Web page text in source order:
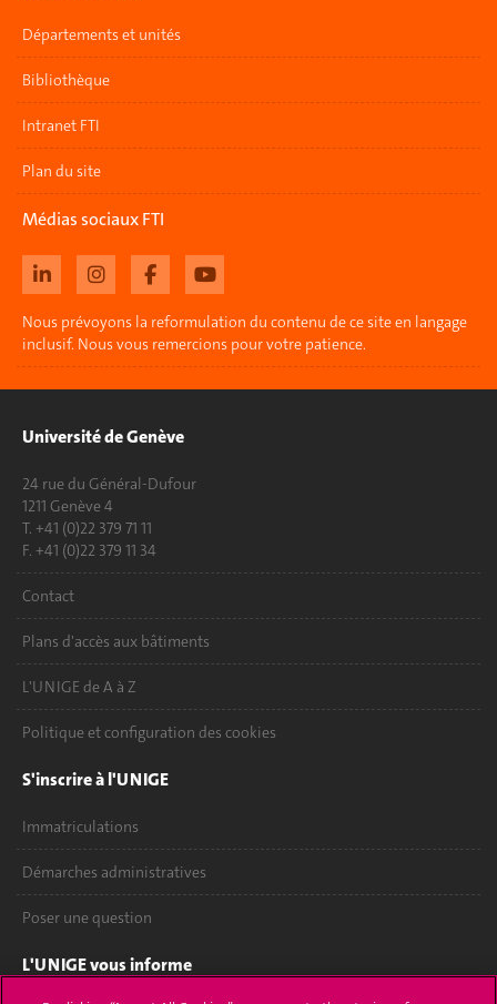
Départements et unités
Bibliothèque
Intranet FTI
Plan du site
Médias sociaux FTI
Nous prévoyons la reformulation du contenu de ce site en langage
inclusif. Nous vous remercions pour votre patience.
Université de Genève
24 rue du Général-Dufour
1211 Genève 4
T. +41 (0)22 379 71 11
F. +41 (0)22 379 11 34
Contact
Plans d'accès aux bâtiments
L'UNIGE de A à Z
Politique et configuration des cookies
S'inscrire à l'UNIGE
Immatriculations
Démarches administratives
Poser une question
L'UNIGE vous informe